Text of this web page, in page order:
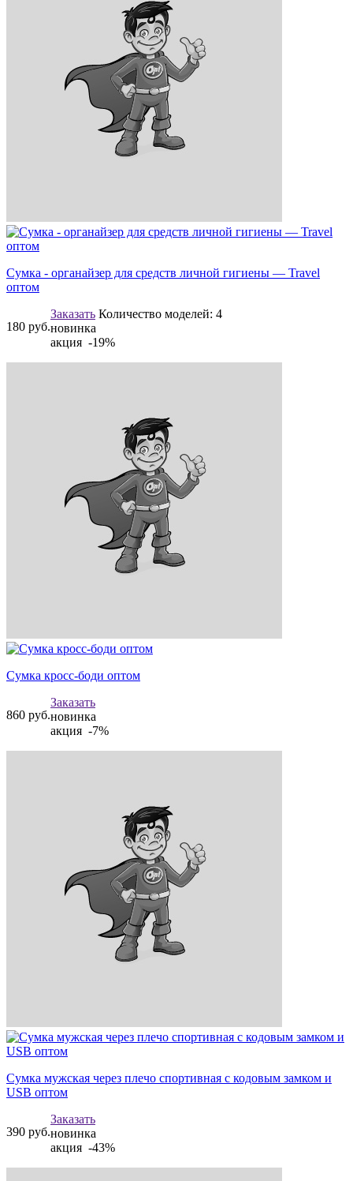
Сумка - органайзер для средств личной гигиены — Travel
оптом
180 руб.
Заказать Количество моделей: 4
новинка
акция -19%
Сумка кросс-боди оптом
860 руб.
Заказать
новинка
акция -7%
Сумка мужская через плечо спортивная с кодовым замком и
USB оптом
390 руб.
Заказать
новинка
акция -43%